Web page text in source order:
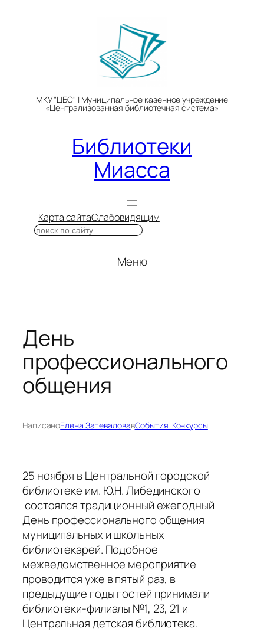
МКУ "ЦБС" | Муниципальное казенное учреждение
«Централизованная библиотечная система»
Библиотеки
Миасса
Карта сайтаСлабовидящим
Поиск
Меню
День
профессионального
общения
НаписаноЕлена ЗапеваловавСобытия. Конкурсы
25 ноября в Центральной городской
библиотеке им. Ю.Н. Либединского
состоялся традиционный ежегодный
День профессионального общения
муниципальных и школьных
библиотекарей. Подобное
межведомственное мероприятие
проводится уже в пятый раз, в
предыдущие годы гостей принимали
библиотеки-филиалы №1, 23, 21 и
Центральная детская библиотека.